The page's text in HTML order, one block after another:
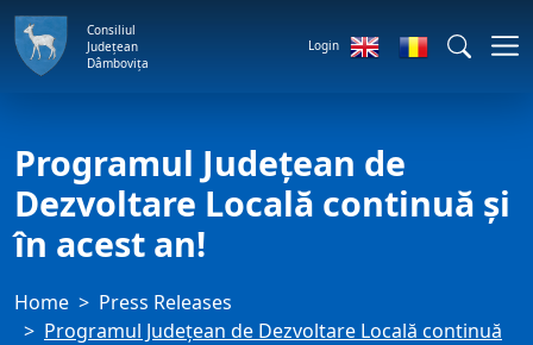
Consiliul
Județean
Dâmbovița
Login
Programul Județean de
Dezvoltare Locală continuă și
în acest an!
Home
Press Releases
Programul Județean de Dezvoltare Locală continuă